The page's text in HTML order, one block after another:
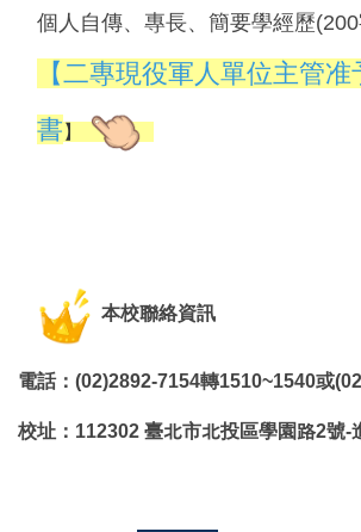
個人自傳、專長、簡要學經歷
【二專現役軍人單位主管准
書 】
本校聯絡資訊
電話：(02)2892-7154轉1510~1540或
校址：112302 臺北市北投區學園路2號-